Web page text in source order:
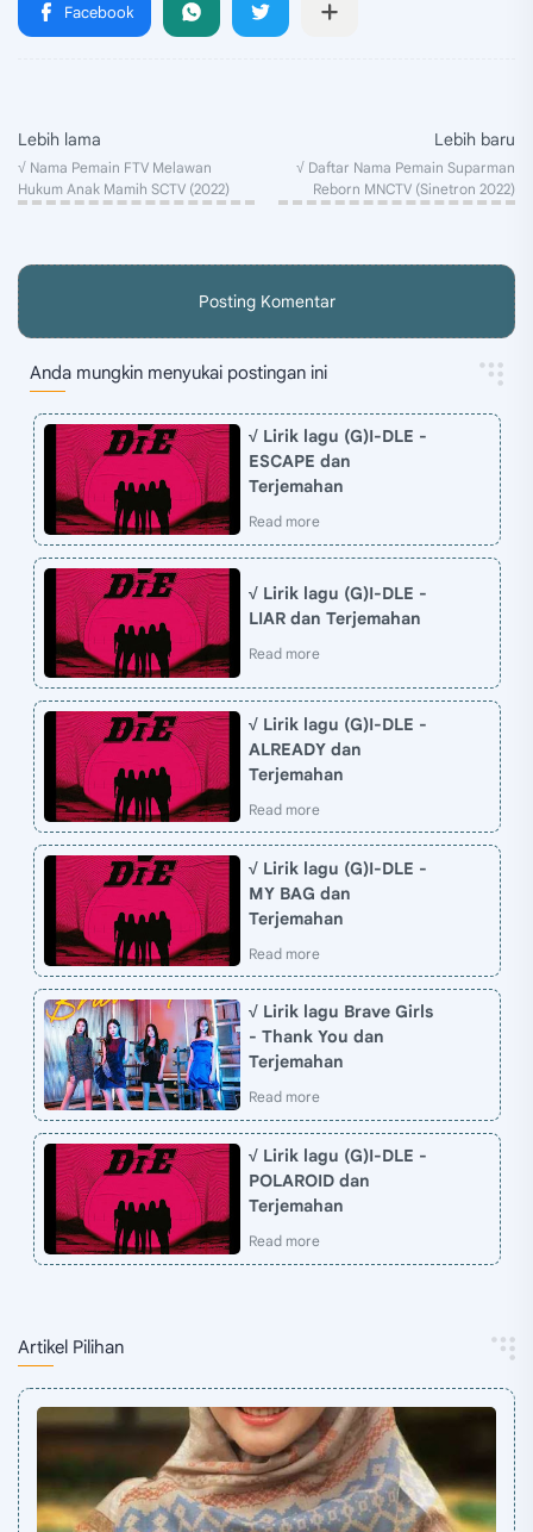
Posting Komentar
Anda mungkin menyukai postingan ini
√ Lirik lagu (G)I-DLE -
ESCAPE dan
Terjemahan
√ Lirik lagu (G)I-DLE -
LIAR dan Terjemahan
√ Lirik lagu (G)I-DLE -
ALREADY dan
Terjemahan
√ Lirik lagu (G)I-DLE -
MY BAG dan
Terjemahan
√ Lirik lagu Brave Girls
- Thank You dan
Terjemahan
√ Lirik lagu (G)I-DLE -
POLAROID dan
Terjemahan
Artikel Pilihan